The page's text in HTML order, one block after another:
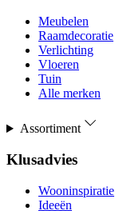
Meubelen
Raamdecoratie
Verlichting
Vloeren
Tuin
Alle merken
Assortiment
Klusadvies
Wooninspiratie
Ideeën